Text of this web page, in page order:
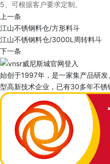
5、可根据客户要求定制。
上一条
江山不锈钢料仓/方形料斗
江山不锈钢料仓/3000L周转料斗
下一条
始创于1997年，是一家集产品研
型高新技术企业，已有30多年不锈